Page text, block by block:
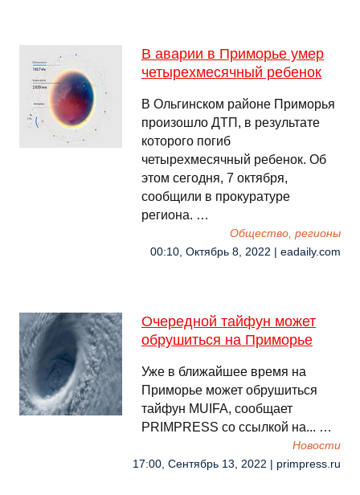
В аварии в Приморье умер
четырехмесячный ребенок
В Ольгинском районе Приморья
произошло ДТП, в результате
которого погиб
четырехмесячный ребенок. Об
этом сегодня, 7 октября,
сообщили в прокуратуре
региона. …
Общество, регионы
00:10, Октябрь 8, 2022 | eadaily.com
Очередной тайфун может
обрушиться на Приморье
Уже в ближайшее время на
Приморье может обрушиться
тайфун MUIFA, сообщает
PRIMPRESS со ссылкой на... …
Новости
17:00, Сентябрь 13, 2022 | primpress.ru